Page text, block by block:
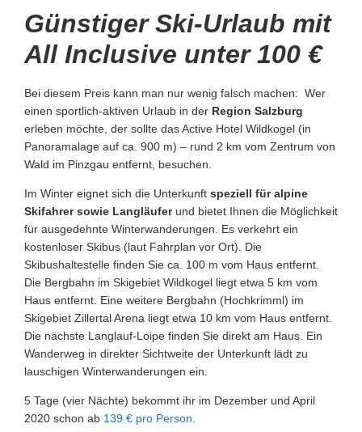
Günstiger Ski-Urlaub mit
All Inclusive unter 100 €
Bei diesem Preis kann man nur wenig falsch machen: Wer
einen sportlich-aktiven Urlaub in der Region Salzburg
erleben möchte, der sollte das Active Hotel Wildkogel (in
Panoramalage auf ca. 900 m) – rund 2 km vom Zentrum von
Wald im Pinzgau entfernt, besuchen.
Im Winter eignet sich die Unterkunft speziell für alpine
Skifahrer sowie Langläuferund bietet Ihnen die Möglichkeit
für ausgedehnte Winterwanderungen. Es verkehrt ein
kostenloser Skibus (laut Fahrplan vor Ort). Die
Skibushaltestelle finden Sie ca. 100 m vom Haus entfernt.
Die Bergbahn im Skigebiet Wildkogel liegt etwa 5 km vom
Haus entfernt. Eine weitere Bergbahn (Hochkrimml) im
Skigebiet Zillertal Arena liegt etwa 10 km vom Haus entfernt.
Die nächste Langlauf-Loipe finden Sie direkt am Haus. Ein
Wanderweg in direkter Sichtweite der Unterkunft lädt zu
lauschigen Winterwanderungen ein.
5 Tage (vier Nächte) bekommt ihr im Dezember und April
2020 schon ab 139 € pro Person